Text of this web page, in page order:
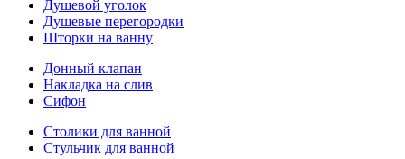
Душевой уголок
Душевые перегородки
Шторки на ванну
Донный клапан
Накладка на слив
Сифон
Столики для ванной
Стульчик для ванной